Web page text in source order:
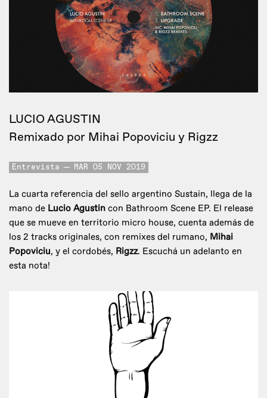
LUCIO AGUSTIN
Remixado por Mihai Popoviciu y Rigzz
Entrevista MAR 05 NOV 2019
La cuarta referencia del sello argentino Sustain, llega de la
mano de Lucio Agustin con Bathroom Scene EP. El release
que se mueve en territorio micro house, cuenta además de
los 2 tracks originales, con remixes del rumano, Mihai
Popoviciu, y el cordobés, Rigzz. Escuchá un adelanto en
esta nota!